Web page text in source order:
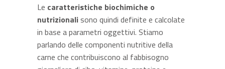
Le caratteristiche biochimiche o
nutrizionalisono quindi definite e calcolate
in base a parametri oggettivi. Stiamo
parlando delle componenti nutritive della
carne che contribuiscono al fabbisogno